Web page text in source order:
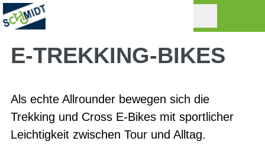
E-TREKKING-BIKES
Als echte Allrounder bewegen sich die
Trekking und Cross E-Bikes mit sportlicher
Leichtigkeit zwischen Tour und Alltag.